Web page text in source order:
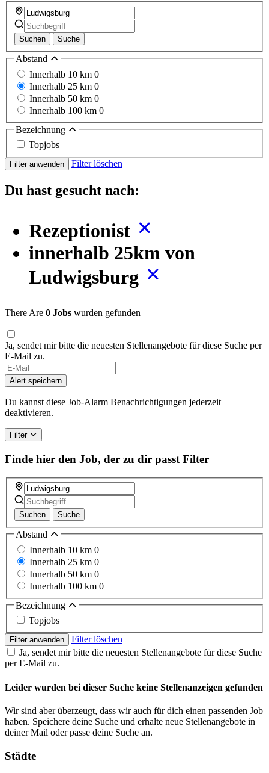
Suchen Suche
Abstand
Innerhalb 10 km 0
Innerhalb 25 km 0
Innerhalb 50 km 0
Innerhalb 100 km 0
Bezeichnung
Topjobs
Filter anwenden Filter löschen
Du hast gesucht nach:
Rezeptionist
innerhalb 25km von
Ludwigsburg
There Are 0 Jobs wurden gefunden
Ja, sendet mir bitte die neuesten Stellenangebote für diese Suche per
E-Mail zu.
Alert speichern
Du kannst diese Job-Alarm Benachrichtigungen jederzeit
deaktivieren.
Filter
Finde hier den Job, der zu dir passt Filter
Suchen Suche
Abstand
Innerhalb 10 km 0
Innerhalb 25 km 0
Innerhalb 50 km 0
Innerhalb 100 km 0
Bezeichnung
Topjobs
Filter anwenden
Filter löschen
Ja, sendet mir bitte die neuesten Stellenangebote für diese Suche
per E-Mail zu.
Leider wurden bei dieser Suche keine Stellenanzeigen gefunden
Wir sind aber überzeugt, dass wir auch für dich einen passenden Job
haben. Speichere deine Suche und erhalte neue Stellenangebote in
deiner Mail oder passe deine Suche an.
Städte